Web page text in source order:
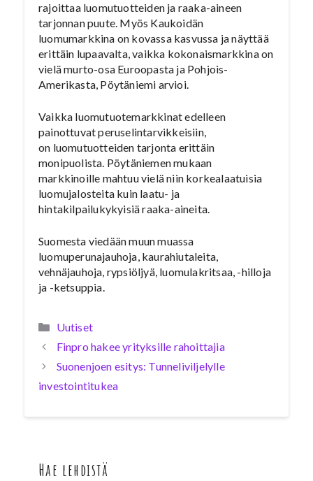
rajoittaa luomutuotteiden ja raaka-aineen
tarjonnan puute. Myös Kaukoidän
luomumarkkina on kovassa kasvussa ja näyttää
erittäin lupaavalta, vaikka kokonaismarkkina on
vielä murto-osa Euroopasta ja Pohjois-
Amerikasta, Pöytäniemi arvioi.
Vaikka luomutuotemarkkinat edelleen
painottuvat peruselintarvikkeisiin,
on luomutuotteiden tarjonta erittäin
monipuolista. Pöytäniemen mukaan
markkinoille mahtuu vielä niin korkealaatuisia
luomujalosteita kuin laatu- ja
hintakilpailukykyisiä raaka-aineita.
Suomesta viedään muun muassa
luomuperunajauhoja, kaurahiutaleita,
vehnäjauhoja, rypsiöljyä, luomulakritsaa, -hilloja
ja -ketsuppia.
Kategoriat
Uutiset
Finpro hakee yrityksille rahoittajia
Suonenjoen esitys: Tunneliviljelylle
investointitukea
Hae lehdistä